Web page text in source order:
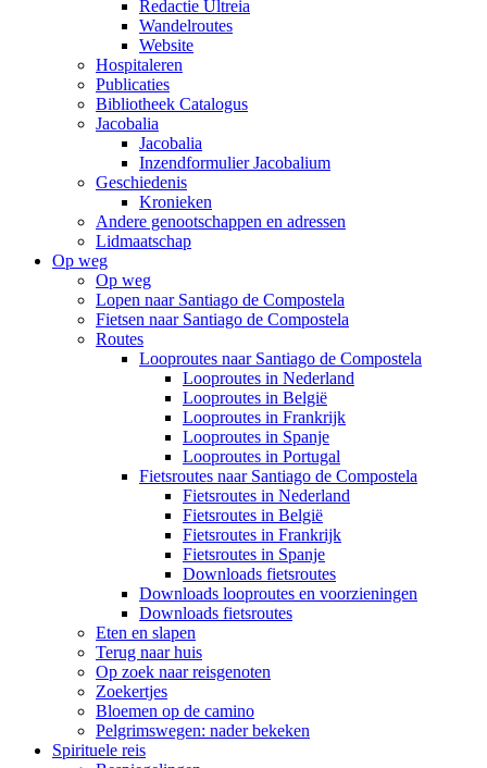
Redactie Ultreia
Wandelroutes
Website
Hospitaleren
Publicaties
Bibliotheek Catalogus
Jacobalia
Jacobalia
Inzendformulier Jacobalium
Geschiedenis
Kronieken
Andere genootschappen en adressen
Lidmaatschap
Op weg
Op weg
Lopen naar Santiago de Compostela
Fietsen naar Santiago de Compostela
Routes
Looproutes naar Santiago de Compostela
Looproutes in Nederland
Looproutes in België
Looproutes in Frankrijk
Looproutes in Spanje
Looproutes in Portugal
Fietsroutes naar Santiago de Compostela
Fietsroutes in Nederland
Fietsroutes in België
Fietsroutes in Frankrijk
Fietsroutes in Spanje
Downloads fietsroutes
Downloads looproutes en voorzieningen
Downloads fietsroutes
Eten en slapen
Terug naar huis
Op zoek naar reisgenoten
Zoekertjes
Bloemen op de camino
Pelgrimswegen: nader bekeken
Spirituele reis